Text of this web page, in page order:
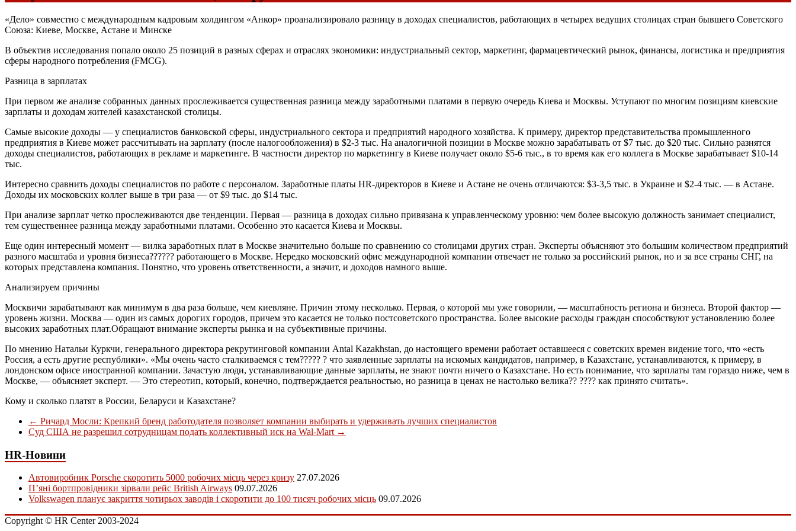
«Дело» совместно с международным кадровым холдингом «Анкор» проанализировало разницу в доходах специалистов, работающих в четырех ведущих столицах стран бывшего Советского
Союза: Киеве, Москве, Астане и Минске
В объектив исследования попало около 25 позиций в разных сферах и отраслях экономики: индустриальный сектор, маркетинг, фармацевтический рынок, финансы, логистика и предприятия
сферы народного потребления (FMCG).
Разница в зарплатах
При первом же анализе собранных данных прослеживается существенная разница между заработными платами в первую очередь Киева и Москвы. Уступают по многим позициям киевские
зарплаты и доходам жителей казахстанской столицы.
Самые высокие доходы — у специалистов банковской сферы, индустриального сектора и предприятий народного хозяйства. К примеру, директор представительства промышленного
предприятия в Киеве может рассчитывать на зарплату (после налогообложения) в $2-3 тыс. На аналогичной позиции в Москве можно зарабатывать от $7 тыс. до $20 тыс. Сильно разнятся
доходы специалистов, работающих в рекламе и маркетинге. В частности директор по маркетингу в Киеве получает около $5-6 тыс., в то время как его коллега в Москве зарабатывает $10-14
тыс.
Интересно сравнить доходы специалистов по работе с персоналом. Заработные платы HR-директоров в Киеве и Астане не очень отличаются: $3-3,5 тыс. в Украине и $2-4 тыс. — в Астане.
Доходы их московских коллег выше в три раза — от $9 тыс. до $14 тыс.
При анализе зарплат четко прослеживаются две тенденции. Первая — разница в доходах сильно привязана к управленческому уровню: чем более высокую должность занимает специалист,
тем существеннее разница между заработными платами. Особенно это касается Киева и Москвы.
Еще один интересный момент — вилка заработных плат в Москве значительно больше по сравнению со столицами других стран. Эксперты объясняют это большим количеством предприятий
разного масштаба и уровня бизнеса?????? работающего в Москве. Нередко московский офис международной компании отвечает не только за российский рынок, но и за все страны СНГ, на
которых представлена компания. Понятно, что уровень ответственности, а значит, и доходов намного выше.
Анализируем причины
Москвичи зарабатывают как минимум в два раза больше, чем киевляне. Причин этому несколько. Первая, о которой мы уже говорили, — масштабность региона и бизнеса. Второй фактор —
уровень жизни. Москва — один из самых дорогих городов, причем это касается не только постсоветского пространства. Более высокие расходы граждан способствуют установлению более
высоких заработных плат.Обращают внимание эксперты рынка и на субъективные причины.
По мнению Натальи Куркчи, генерального директора рекрутинговой компании Antal Kazakhstan, до настоящего времени работает оставшееся с советских времен видение того, что «есть
Россия, а есть другие республики». «Мы очень часто сталкиваемся с тем????? ? что заявленные зарплаты на искомых кандидатов, например, в Казахстане, устанавливаются, к примеру, в
лондонском офисе иностранной компании. Зачастую люди, устанавливающие данные зарплаты, не знают почти ничего о Казахстане. Но есть понимание, что зарплаты там гораздо ниже, чем в
Москве, — объясняет эксперт. — Это стереотип, который, конечно, подтверждается реальностью, но разница в ценах не настолько велика?? ???? как принято считать».
Кому и сколько платят в России, Беларуси и Казахстане?
← Ричард Мосли: Крепкий бренд работодателя позволяет компании выбирать и удерживать лучших специалистов
Cуд США не разрешил сотрудницам подать коллективный иск на Wal-Mart →
HR-Новини
Автовиробник Porsche скоротить 5000 робочих місць через кризу 27.07.2026
П’яні бортпровідники зірвали рейс British Airways 09.07.2026
Volkswagen планує закриття чотирьох заводів і скоротити до 100 тисяч робочих місць 09.07.2026
Copyright © HR Center 2003-2024